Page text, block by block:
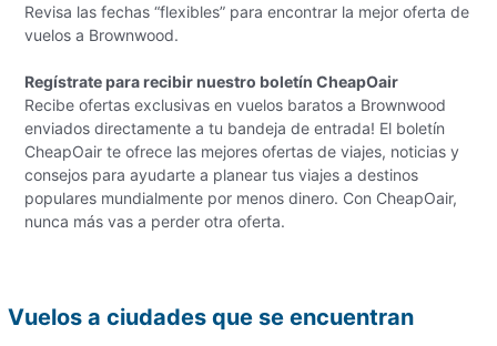
Revisa las fechas “flexibles” para encontrar la mejor oferta de
vuelos a Brownwood.
Regístrate para recibir nuestro boletín CheapOair
Recibe ofertas exclusivas en vuelos baratos a Brownwood
enviados directamente a tu bandeja de entrada! El boletín
CheapOair te ofrece las mejores ofertas de viajes, noticias y
consejos para ayudarte a planear tus viajes a destinos
populares mundialmente por menos dinero. Con CheapOair,
nunca más vas a perder otra oferta.
Vuelos a ciudades que se encuentran